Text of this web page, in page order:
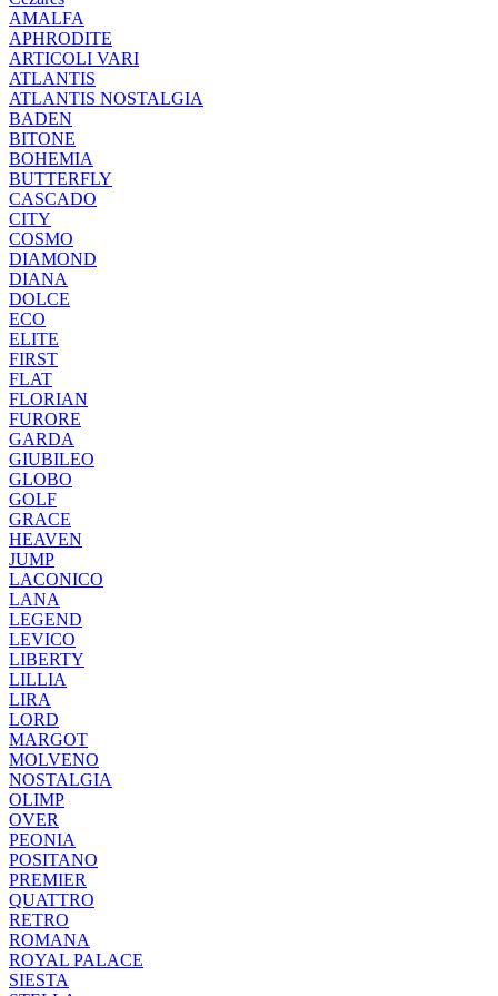
AMALFA
APHRODITE
ARTICOLI VARI
ATLANTIS
ATLANTIS NOSTALGIA
BADEN
BITONE
BOHEMIA
BUTTERFLY
CASCADO
CITY
COSMO
DIAMOND
DIANA
DOLCE
ECO
ELITE
FIRST
FLAT
FLORIAN
FURORE
GARDA
GIUBILEO
GLOBO
GOLF
GRACE
HEAVEN
JUMP
LACONICO
LANA
LEGEND
LEVICO
LIBERTY
LILLIA
LIRA
LORD
MARGOT
MOLVENO
NOSTALGIA
OLIMP
OVER
PEONIA
POSITANO
PREMIER
QUATTRO
RETRO
ROMANA
ROYAL PALACE
SIESTA